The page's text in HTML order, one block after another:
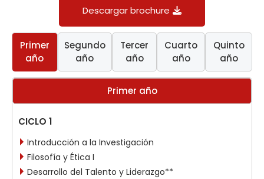
Descargar brochure
Primer
año
Segundo
año
Tercer
año
Cuarto
año
Quinto
año
Primer año
CICLO 1
Introducción a la Investigación
Filosofía y Ética I
Desarrollo del Talento y Liderazgo**